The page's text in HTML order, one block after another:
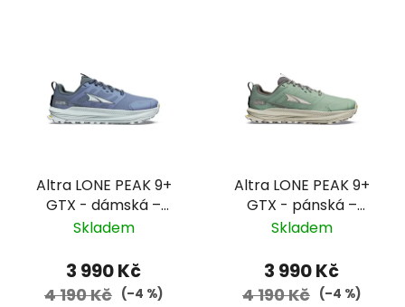
Altra LONE PEAK 9+
GTX - dámská –
šedomodrá
Skladem
3 990 Kč
4 190 Kč (–4 %)
Altra LONE PEAK 9+
GTX - pánská –
zelená/béžová
Skladem
3 990 Kč
4 190 Kč (–4 %)